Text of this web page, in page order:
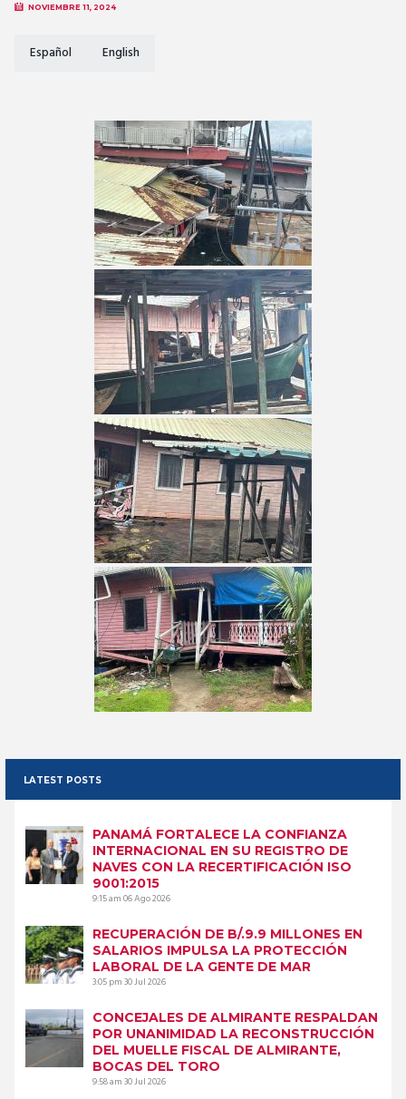
NOVIEMBRE 11, 2024
Español English
LATEST POSTS
PANAMÁ FORTALECE LA CONFIANZA
INTERNACIONAL EN SU REGISTRO DE
NAVES CON LA RECERTIFICACIÓN ISO
9001:2015
9:15 am06 Ago 2026
RECUPERACIÓN DE B/.9.9 MILLONES EN
SALARIOS IMPULSA LA PROTECCIÓN
LABORAL DE LA GENTE DE MAR
3:05 pm30 Jul 2026
CONCEJALES DE ALMIRANTE RESPALDAN
POR UNANIMIDAD LA RECONSTRUCCIÓN
DEL MUELLE FISCAL DE ALMIRANTE,
BOCAS DEL TORO
9:58 am30 Jul 2026